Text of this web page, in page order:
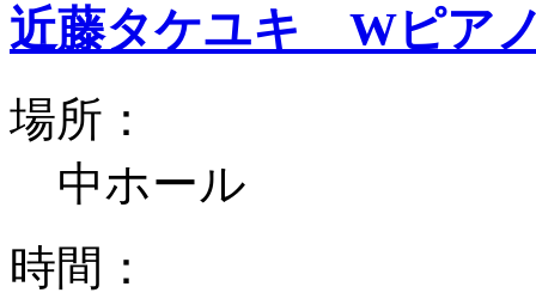
近藤タケユキ Wピア
場所：
中ホール
時間：